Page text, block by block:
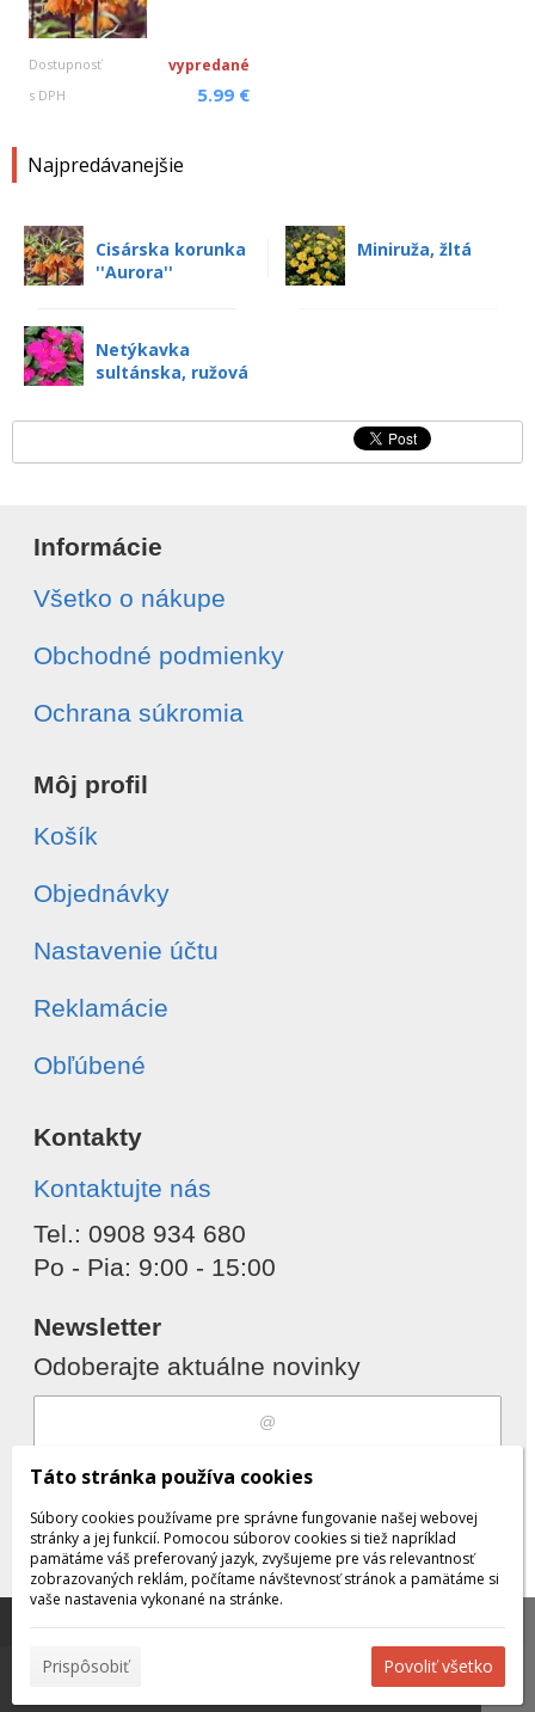
Dostupnosť vypredané
s DPH 5.99 €
Najpredávanejšie
Cisárska korunka
''Aurora''
Miniruža, žltá
Netýkavka
sultánska, ružová
Informácie
Všetko o nákupe
Obchodné podmienky
Ochrana súkromia
Môj profil
Košík
Objednávky
Nastavenie účtu
Reklamácie
Obľúbené
Kontakty
Kontaktujte nás
Tel.: 0908 934 680
Po - Pia: 9:00 - 15:00
Newsletter
Odoberajte aktuálne novinky
Súhlasím sspracovaním osobných
údajov
Odobrať Pridať
© 2026 WEXBO | |Prihlásiť
pomáhajú poskytovať služby. Používaním našich služieb
vyjadrujete súhlas s používaním súborov cookies.Viac
✖
Táto stránka používa cookies
Súbory cookies používame pre správne fungovanie našej webovej
stránky a jej funkcií. Pomocou súborov cookies si tiež napríklad
pamätáme váš preferovaný jazyk, zvyšujeme pre vás relevantnosť
zobrazovaných reklám, počítame návštevnosť stránok a pamätáme si
vaše nastavenia vykonané na stránke.
Prispôsobiť Povoliť všetko